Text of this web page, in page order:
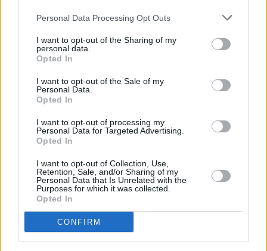
Personal Data Processing Opt Outs
I want to opt-out of the Sharing of my
personal data.
Opted In
I want to opt-out of the Sale of my
Personal Data.
Opted In
I want to opt-out of processing my
Personal Data for Targeted Advertising.
Opted In
I want to opt-out of Collection, Use,
Retention, Sale, and/or Sharing of my
Personal Data that Is Unrelated with the
Purposes for which it was collected.
Opted In
CONFIRM